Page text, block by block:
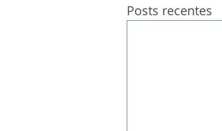
Posts recentes